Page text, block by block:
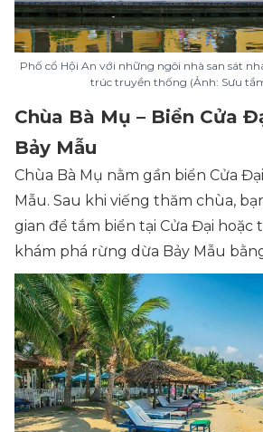
Phố cổ Hội An với những ngôi nhà san sát
trúc truyền thống (Ảnh: Sưu
Chùa Bà Mụ – Biển Cửa
Bảy Mẫu
Chùa Bà Mụ nằm gần biển Cửa
Mẫu. Sau khi viếng thăm chùa,
gian để tắm biển tại Cửa Đại hoặc
khám phá rừng dừa Bảy Mẫu